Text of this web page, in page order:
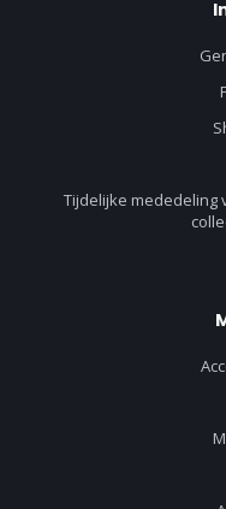
Tijdelijke mededeling